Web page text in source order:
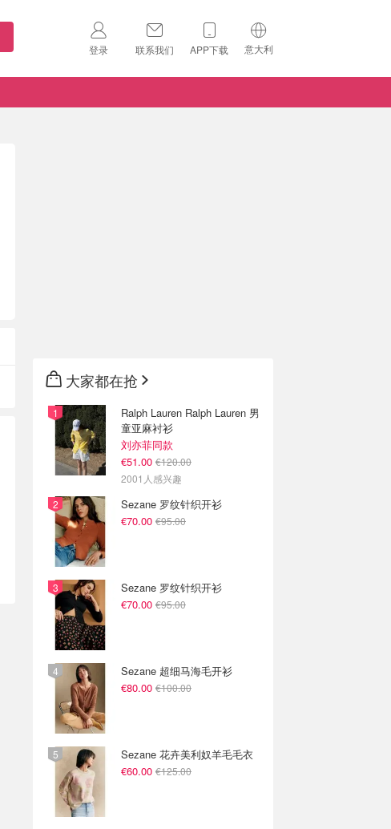
登录 联系我们 APP下载 意大利
🇺🇸
大家都在抢
Ralph Lauren Ralph Lauren 男
童亚麻衬衫
刘亦菲同款
€51.00 €120.00
2001人感兴趣
Sezane 罗纹针织开衫
€70.00 €95.00
Sezane 罗纹针织开衫
€70.00 €95.00
Sezane 超细马海毛开衫
€80.00 €100.00
Sezane 花卉美利奴羊毛毛衣
€60.00 €125.00